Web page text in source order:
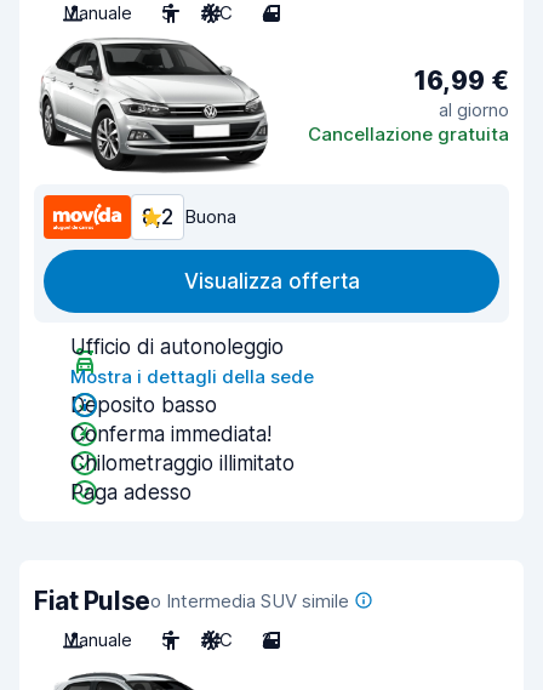
Manuale
5 A/C 4
16,99 €
al giorno
Cancellazione gratuita
8,2 Buona
Visualizza offerta
Ufficio di autonoleggio
Mostra i dettagli della sede
Deposito basso
Conferma immediata!
Chilometraggio illimitato
Paga adesso
Fiat Pulseo Intermedia SUV simile
Manuale
5 A/C 2